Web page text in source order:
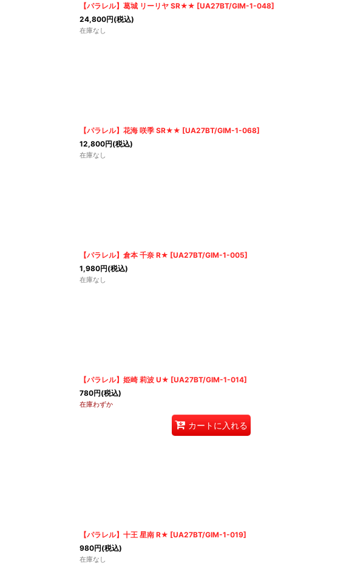
【パラレル】葛城 リーリヤ SR★★ [UA27BT/GIM-1-048]
24,800円(税込)
在庫なし
【パラレル】花海 咲季 SR★★ [UA27BT/GIM-1-068]
12,800円(税込)
在庫なし
【パラレル】倉本 千奈 R★ [UA27BT/GIM-1-005]
1,980円(税込)
在庫なし
【パラレル】姫崎 莉波 U★ [UA27BT/GIM-1-014]
780円(税込)
在庫わずか
カートに入れる
【パラレル】十王 星南 R★ [UA27BT/GIM-1-019]
980円(税込)
在庫なし